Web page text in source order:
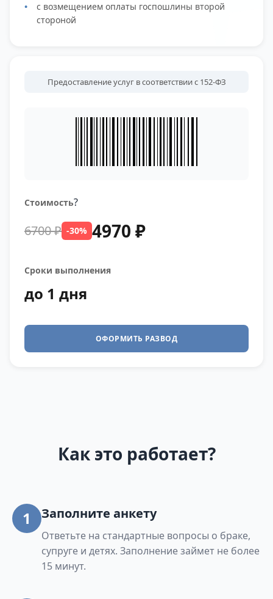
с возмещением оплаты госпошлины второй
стороной
Предоставление услуг в соответствии с 152-ФЗ
Стоимость?
6700 ₽ -30% 4970 ₽
Сроки выполнения
до 1 дня
ОФОРМИТЬ РАЗВОД
Как это работает?
1 Заполните анкету
Ответьте на стандартные вопросы о браке,
супруге и детях. Заполнение займет не более
15 минут.